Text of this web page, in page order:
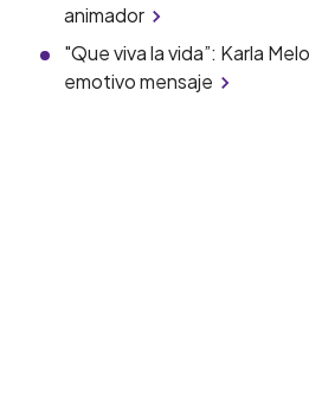
animador
"Que viva la vida”: Karla
emotivo mensaje